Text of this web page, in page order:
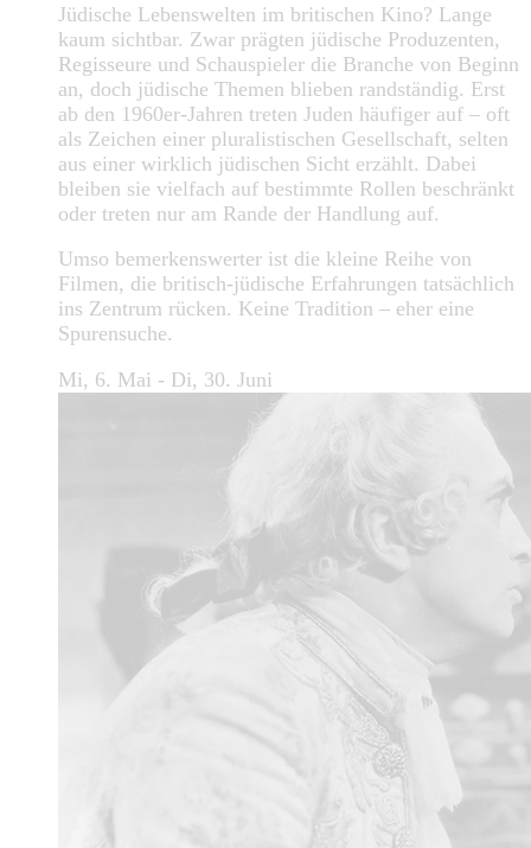
Jüdische Lebenswelten im britischen Kino? Lange
kaum sichtbar. Zwar prägten jüdische Produzenten,
Regisseure und Schauspieler die Branche von Beginn
an, doch jüdische Themen blieben randständig. Erst
ab den 1960er-Jahren treten Juden häufiger auf – oft
als Zeichen einer pluralistischen Gesellschaft, selten
aus einer wirklich jüdischen Sicht erzählt. Dabei
bleiben sie vielfach auf bestimmte Rollen beschränkt
oder treten nur am Rande der Handlung auf.
Umso bemerkenswerter ist die kleine Reihe von
Filmen, die britisch-jüdische Erfahrungen tatsächlich
ins Zentrum rücken. Keine Tradition – eher eine
Spurensuche.
Mi, 6. Mai - Di, 30. Juni